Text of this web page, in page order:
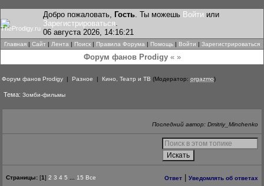
Добро пожаловать, Гость. Ты можешь Войти или
Зарегистрироваться.
06 августа 2026, 14:16:21
Главная | Сайт | Лента | Поиск | Правила Форума | Помощь | Войти | Зарегистрироваться
Форум фанов Prodigy« »
Форум фанов Prodigy | Разное | Кино, Театр и ТВ (Модератор: orgazmo)
Тема: Зомби-фильмы
Последний автор: Dmitriy_Minchenko
Страницы: [1] 2 3 4 5 15 Все Ответ Уведомлять об ответах